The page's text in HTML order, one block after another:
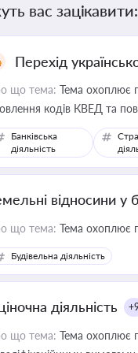
вас зацікавити:
Перехід
що тема: Тема охоплює
кодів КВЕД та
Банківська
діяльність
відносини у
що тема: Тема охоплює
Будівельна діяльність
діяльність
що тема: Тема охоплює